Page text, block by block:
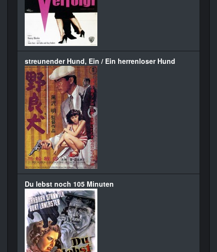
streunender Hund, Ein / Ein herrenloser Hund
Du lebst noch 105 Minuten